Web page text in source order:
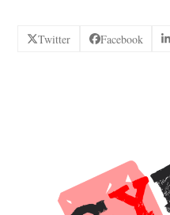
Twitter Facebook